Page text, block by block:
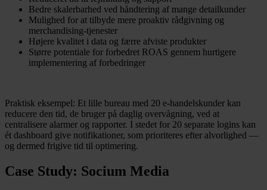
Bedre skalerbarhed ved håndtering af mange detailkunder
Mulighed for at tilbyde mere proaktiv rådgivning og
merchandising-tjenester
Højere kvalitet i data og færre afviste produkter
Større potentiale for forbedret ROAS gennem hurtigere
implementering af forbedringer
Praktisk eksempel: Et lille bureau med 20 e-handelskunder kan
reducere den tid, de bruger på daglig overvågning, ved at
centralisere alarmer og rapporter. I stedet for 20 separate logins kan
ét dashboard give notifikationer, som prioriteres efter alvorlighed —
og dermed frigive tid til optimering.
Case Study: Socium Media